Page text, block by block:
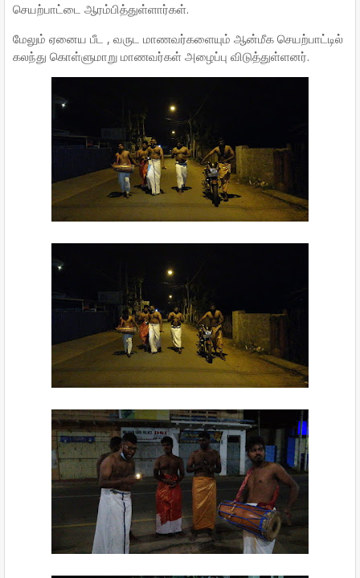
செயற்பாட்டை ஆரம்பித்துள்ளார்கள்.
மேலும் ஏனைய பீட , வருட மாணவர்களையும் ஆன்மீக செயற்பாட்டில்
கலந்து கொள்ளுமாறு மாணவர்கள் அழைப்பு விடுத்துள்ளனர்.